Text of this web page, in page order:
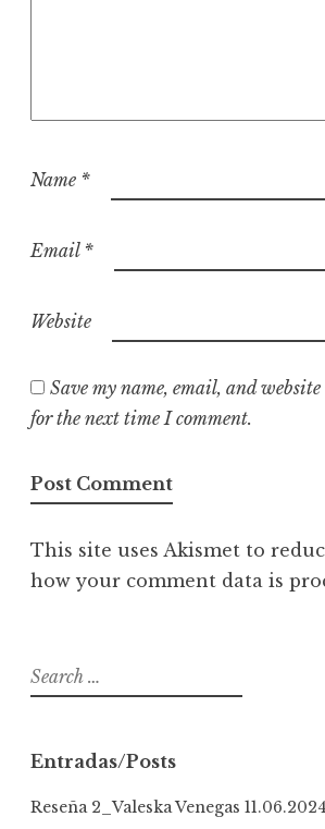
Name *
Email *
Website
Save my name, email, and
for the next time I comment.
This site uses Akismet to
how your comment data is
S
e
c
h
Entradas/Posts
Reseña 2_Valeska Venegas 11.06.2024